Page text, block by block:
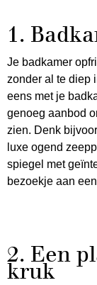
1.
Je badkamer
zonder al te diep
eens met je
genoeg aanbod
zien. Denk
luxe ogend
spiegel met
bezoekje aan
2. Een
kruk